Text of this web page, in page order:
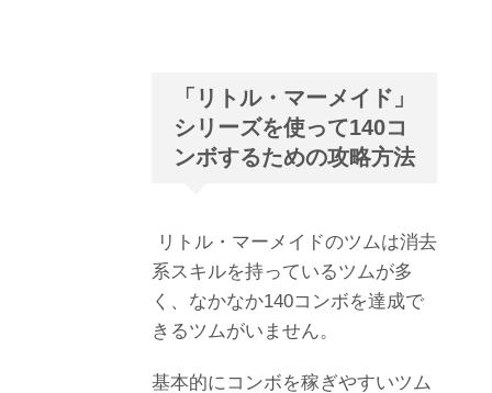
「リトル・マーメイド」
シリーズを使って140コ
ンボするための攻略方法
リトル・マーメイドのツムは消去
系スキルを持っているツムが多
く、なかなか140コンボを達成で
きるツムがいません。
基本的にコンボを稼ぎやすいツム